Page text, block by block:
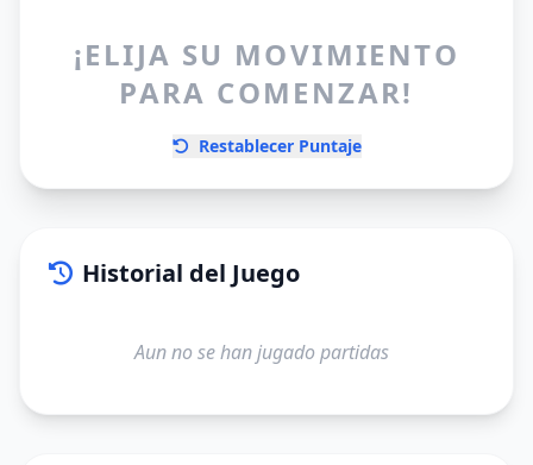
¡ELIJA SU MOVIMIENTO
PARA COMENZAR!
Restablecer Puntaje
Historial del Juego
Aun no se han jugado partidas